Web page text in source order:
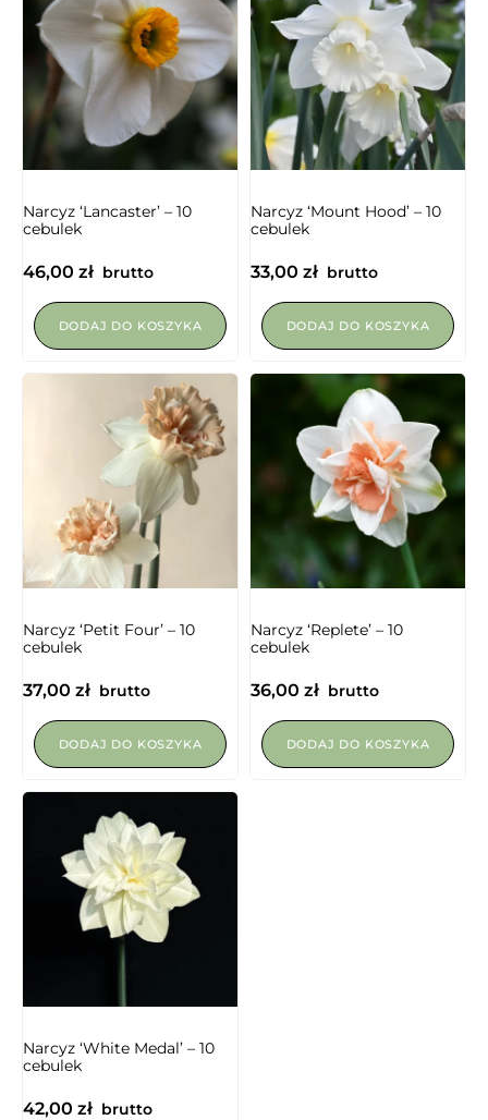
Narcyz ‘Lancaster’ – 10
cebulek
46,00 zł brutto
DODAJ DO KOSZYKA
Narcyz ‘Mount Hood’ – 10
cebulek
33,00 zł brutto
DODAJ DO KOSZYKA
Narcyz ‘Petit Four’ – 10
cebulek
37,00 zł brutto
DODAJ DO KOSZYKA
Narcyz ‘Replete’ – 10
cebulek
36,00 zł brutto
DODAJ DO KOSZYKA
Narcyz ‘White Medal’ – 10
cebulek
42,00 zł brutto